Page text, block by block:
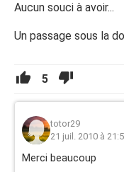
Aucun souci à avoir...
Un passage sous la
5
totor29
21 juil. 2010 à
Merci beaucoup